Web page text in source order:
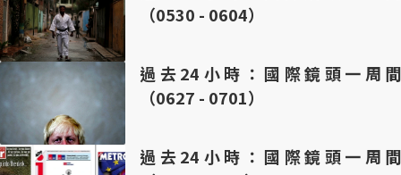
（0530 - 0604）
過去24小時：國際鏡頭一周間
（0627 - 0701）
過去24小時：國際鏡頭一周間